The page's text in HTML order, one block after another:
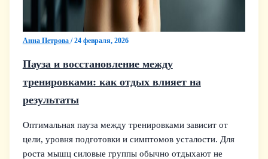
Анна Петрова /24 февраля, 2026
Пауза и восстановление между
тренировками: как отдых влияет на
результаты
Оптимальная пауза между тренировками зависит от
цели, уровня подготовки и симптомов усталости. Для
роста мышц силовые группы обычно отдыхают не